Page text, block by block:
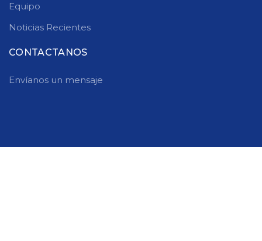
Equipo
Noticias Recientes
CONTACTANOS
Envíanos un mensaje